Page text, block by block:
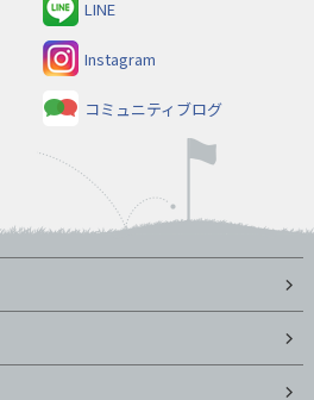
LINE
Instagram
コミュニティブログ